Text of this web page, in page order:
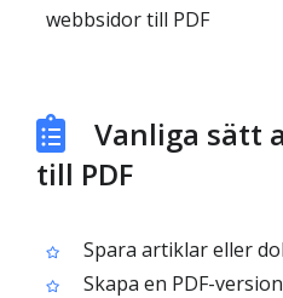
webbsidor till PDF
Vanliga sätt
till PDF
Spara artiklar eller
Skapa en PDF-